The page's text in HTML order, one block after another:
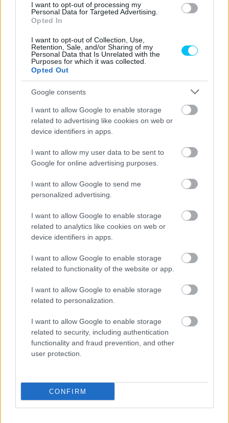
I want to opt-out of processing my
Personal Data for Targeted Advertising.
Opted In
I want to opt-out of Collection, Use,
Retention, Sale, and/or Sharing of my
Personal Data that Is Unrelated with the
Purposes for which it was collected.
Opted Out
Google consents
I want to allow Google to enable storage
related to advertising like cookies on web or
device identifiers in apps.
I want to allow my user data to be sent to
Google for online advertising purposes.
I want to allow Google to send me
personalized advertising.
I want to allow Google to enable storage
related to analytics like cookies on web or
device identifiers in apps.
I want to allow Google to enable storage
related to functionality of the website or app.
I want to allow Google to enable storage
related to personalization.
I want to allow Google to enable storage
related to security, including authentication
functionality and fraud prevention, and other
user protection.
CONFIRM